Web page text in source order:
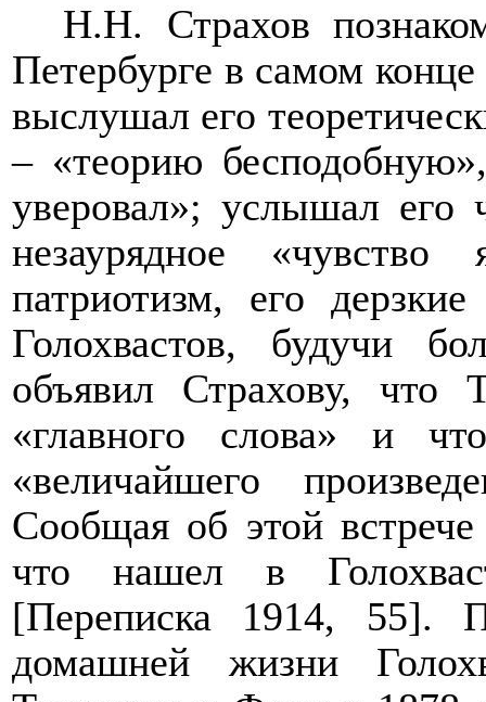
Н.Н. Страхов
Петербурге в самом
выслушал его
– «теорию
уверовал»; услышал
незаурядное
патриотизм, его
Голохвастов, будучи
объявил Страхову, что
«главного слова» и
«величайшего
Сообщая об этой
что нашел в
[Переписка 1914, 55].
домашней жизни